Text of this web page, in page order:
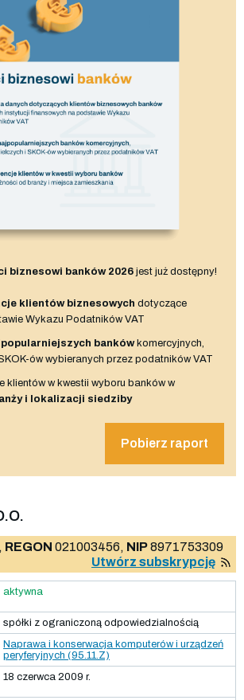
biznesowi banków 2026 jest już dostępny!
klientów biznesowych dotyczące
Wykazu Podatników VAT
bankówkomercyjnych,
ów wybieranych przez podatników VAT
klientów w kwestii wyboru banków w
i lokalizacji siedziby
Pobierz raport
REGON 021003456, NIP8971753309
Utwórz subskrypcję
aktywna
spółki z ograniczoną odpowiedzialnością
Naprawa i konserwacja komputerów i urządzeń
peryferyjnych (95.11.Z)
18 czerwca 2009 r.